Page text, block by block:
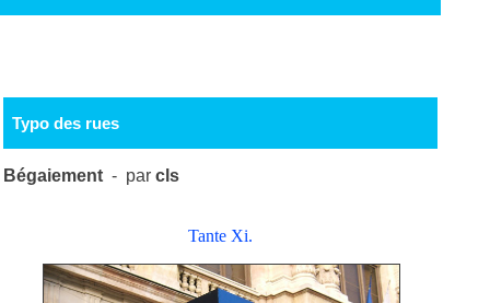
Typo des rues
Bégaiement - parcls
Tante Xi.